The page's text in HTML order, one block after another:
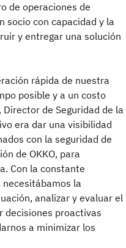
de operaciones de
socio con capacidad y la
y entregar una solución
rápida de nuestra
posible y a un costo
de Seguridad de la
era dar una visibilidad
con la seguridad de
de OKKO, para
Con la constante
necesitábamos la
analizar y evaluar el
decisiones proactivas
a minimizar los